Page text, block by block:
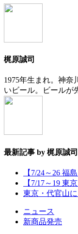
tabs
change
梶原誠司
1975年生まれ。神
いビール。ビールが
最新記事 by 梶原誠司
【7/24～26 福
【7/17～19 東
東京・代官山
ニュース
新商品発売